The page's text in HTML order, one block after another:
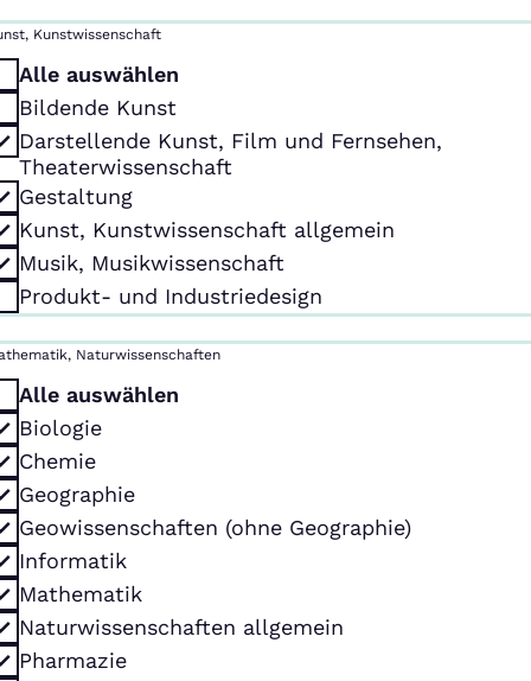
Kunstwissenschaft
Alle auswählen
Bildende Kunst
Darstellende Kunst, Film und Fernsehen,
Theaterwissenschaft
Gestaltung
Kunst, Kunstwissenschaft allgemein
Musik, Musikwissenschaft
Produkt- und Industriedesign
Naturwissenschaften
Alle auswählen
Biologie
Chemie
Geographie
Geowissenschaften (ohne Geographie)
Informatik
Mathematik
Naturwissenschaften allgemein
Pharmazie